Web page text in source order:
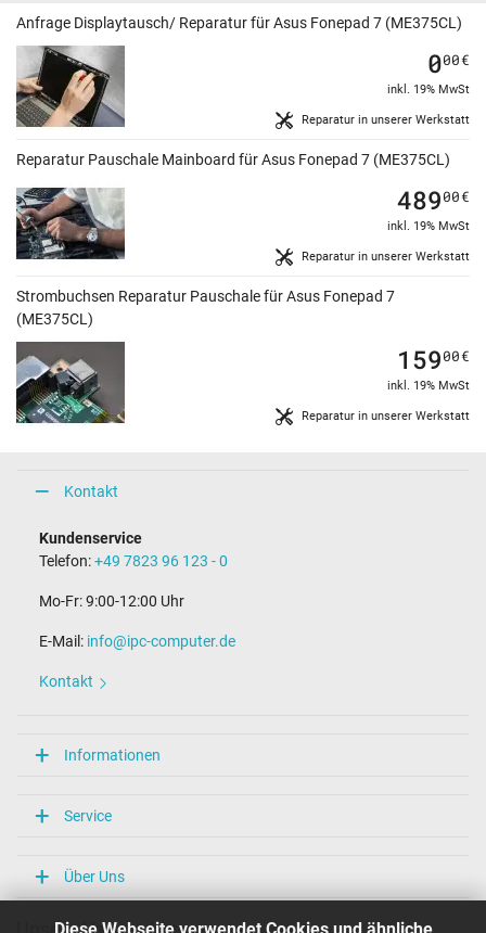
Anfrage Displaytausch/ Reparatur für Asus Fonepad 7 (ME375CL)
Reparatur in unserer Werkstatt
000€
inkl. 19% MwSt
Reparatur Pauschale Mainboard für Asus Fonepad 7 (ME375CL)
Reparatur in unserer Werkstatt
48900€
inkl. 19% MwSt
Strombuchsen Reparatur Pauschale für Asus Fonepad 7
(ME375CL)
Reparatur in unserer Werkstatt
15900€
inkl. 19% MwSt
Kontakt
Kundenservice
Telefon:+49 7823 96 123 - 0
Mo-Fr: 9:00-12:00 Uhr
E-Mail: info@ipc-computer.de
Kontakt
Informationen
Service
Über Uns